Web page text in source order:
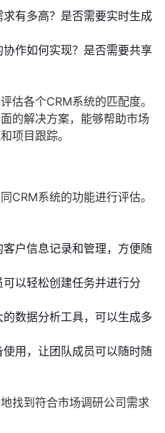
求有多高？是否需要实时生成
协作如何实现？是否需要共享
估各个CRM系统的匹配度。
的解决方案，能够帮助市场
项目跟踪。
CRM系统的功能进行评估。
客户信息记录和管理，方便随
可以轻松创建任务并进行分
的数据分析工具，可以生成多
使用，让团队成员可以随时随
找到符合市场调研公司需求